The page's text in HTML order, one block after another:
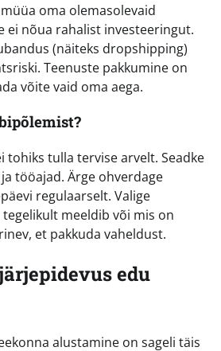
oma olemasolevaid
ei nõua rahalist investeeringut.
(näiteks dropshipping)
Teenuste pakkumine on
võite vaid oma aega.
tohiks tulla tervise arvelt. Seadke
tööajad. Ärge ohverdage
regulaarselt. Valige
meeldib või mis on
et pakkuda vaheldust.
edu
alustamine on sageli täis